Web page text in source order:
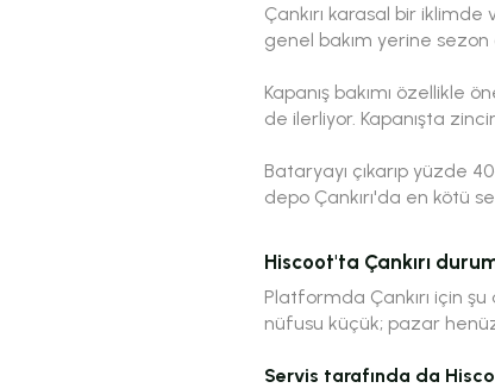
Çankırı karasal bir iklimde
genel bakım yerine sezon
Kapanış bakımı özellikle
de ilerliyor. Kapanışta
Bataryayı çıkarıp yüzde
depo Çankırı'da en kötü
Hiscoot'ta Çankırı
Platformda Çankırı için
nüfusu küçük; pazar
Servis tarafında da